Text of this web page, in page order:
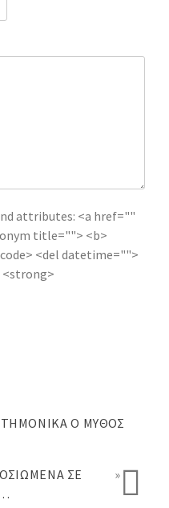
attributes: <a href=""
title=""> <b>
<del datetime="">
<strong>
Ο ΜΎΘΟΣ
ΣΕ
»